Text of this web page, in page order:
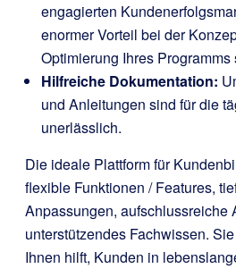
engagierten
enormer Vorteil bei der
Optimierung Ihres Programms
Hilfreiche Dokumentation:
und Anleitungen sind für die
unerlässlich.
Die ideale Plattform für
flexible Funktionen / Features,
Anpassungen, aufschlussreiche
unterstützendes Fachwissen.
Ihnen hilft, Kunden in